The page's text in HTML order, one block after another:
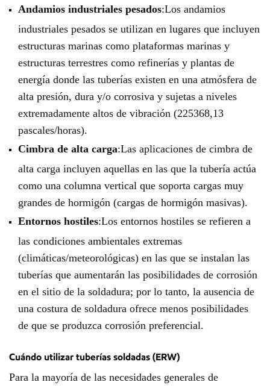
Andamios industriales pesados:Los andamios
industriales pesados ​​se utilizan en lugares que incluyen
estructuras marinas como plataformas marinas y
estructuras terrestres como refinerías y plantas de
energía donde las tuberías existen en una atmósfera de
alta presión, dura y/o corrosiva y sujetas a niveles
extremadamente altos de vibración (225368,13
pascales/horas).
Cimbra de alta carga:Las aplicaciones de cimbra de
alta carga incluyen aquellas en las que la tubería actúa
como una columna vertical que soporta cargas muy
grandes de hormigón (cargas de hormigón masivas).
Entornos hostiles:Los entornos hostiles se refieren a
las condiciones ambientales extremas
(climáticas/meteorológicas) en las que se instalan las
tuberías que aumentarán las posibilidades de corrosión
en el sitio de la soldadura; por lo tanto, la ausencia de
una costura de soldadura ofrece menos posibilidades
de que se produzca corrosión preferencial.
Cuándo utilizar tuberías soldadas (ERW)
Para la mayoría de las necesidades generales de